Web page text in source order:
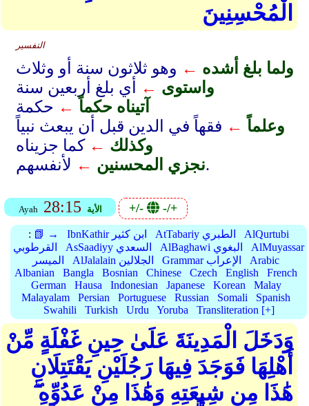
الْمُحْسِنِينَ
التفسير
ولما بلغ أشده ← وهو ثلاثون سنة أو وثلاث
واستوى ←
أي بلغ أربعين سنة
آتيناه حكماً ← حكمة
وعلماً ← فقهاً في الدين قبل أن يبعث نبياً
وكذلك ← كما جزيناه
نجزي المحسنين ← لأنفسهم.
Ayah 28:15 الأية +/- -/+
: 📗 → IbnKathir ابن كثير AtTabariy الطبري
AlQurtubi
القرطوبي
AsSaadiyy السعدي AlBaghawi البغوي
AlMuyassar
الميسر
AlJalalain الجلالين Grammar الإعراب
Arabic
Albanian
Bangla Bosnian Chinese Czech English
French
German
Hausa Indonesian Japanese Korean
Malay
Malayalam
Persian Portuguese Russian Somali
Spanish
Swahili
Turkish Urdu Yoruba Transliteration [+]
وَدَخَلَ الْمَدِينَةَ عَلَىٰ حِينِ غَفْلَةٍ مِّنْ
أَهْلِهَا فَوَجَدَ فِيهَا رَجُلَيْنِ يَقْتَتِلَانِ
هَٰذَا مِن شِيعَتِهِ وَهَٰذَا مِنْ عَدُوِّهِ ۖ